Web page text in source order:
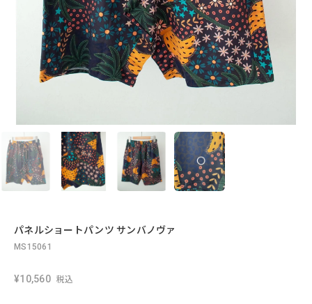
パネルショートパンツ サンバノヴァ
MS15061
¥10,560 税込